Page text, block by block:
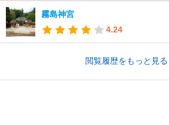
霧島神宮
4.24
閲覧履歴をもっと見る